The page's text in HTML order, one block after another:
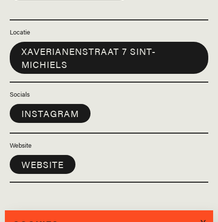
Locatie
XAVERIANENSTRAAT 7 SINT-
MICHIELS
Socials
INSTAGRAM
Website
WEBSITE